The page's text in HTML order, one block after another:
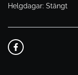
Helgdagar: Stängt